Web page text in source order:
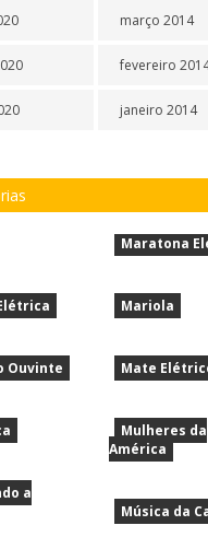
março 2014
fevereiro
janeiro 2014
Ouvinte
a
Maratona
Mariola
Mate
Mulheres da
América
Música da